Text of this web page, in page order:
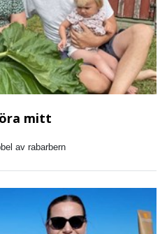
mitt
av rabarbern